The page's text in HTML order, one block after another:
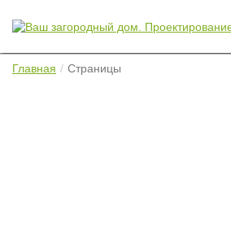
Главная Страницы